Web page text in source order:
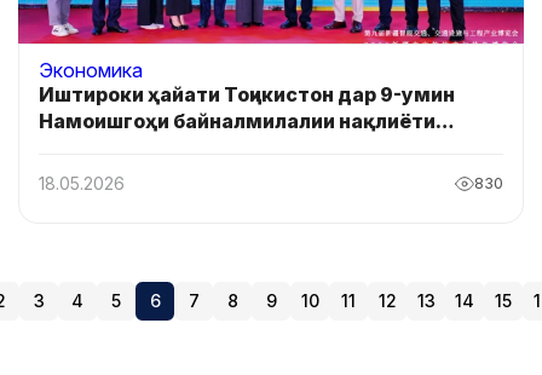
Экономика
Иштироки ҳайати Тоҷикистон дар 9-умин
Намоишгоҳи байналмилалии нақлиёти
саноати муҳандисӣ дар Синҷян
18.05.2026 830
3 4 5 6 7 8 9 10 11 12 13 14 15